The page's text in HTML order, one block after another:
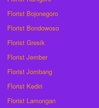
Florist Bojonegoro
Florist Bondowoso
Florist Gresik
Florist Jember
Florist Jombang
Florist Kediri
Florist Lamongan